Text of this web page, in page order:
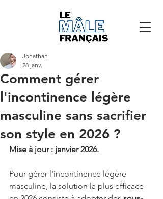
Comment gérer
l'incontinence légère
masculine sans sacrifier
son style en 2026 ?
Jonathan
28 janv.
Mise à jour : janvier 2026.
Pour gérer l'incontinence légère
masculine, la solution la plus efficace